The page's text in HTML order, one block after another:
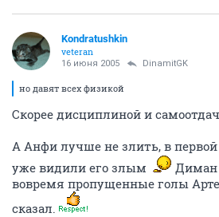
Kondratushkin
veteran
16 июня 2005 DinamitGK
но давят всех физикой
Скорее дисциплиной и
А Анфи лучше не злить, в
уже видили его злым
Диман
вовремя пропущенные голы
сказал.